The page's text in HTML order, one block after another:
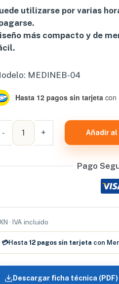
utilizarse por varias
más compacto y de
MEDINEB-04
Hasta 12 pagos sin tarjeta con
- + Añadir
Pago
· IVA incluido
💳Hasta12 pagos sin tarjeta con
Descargar ficha técnica (PDF)